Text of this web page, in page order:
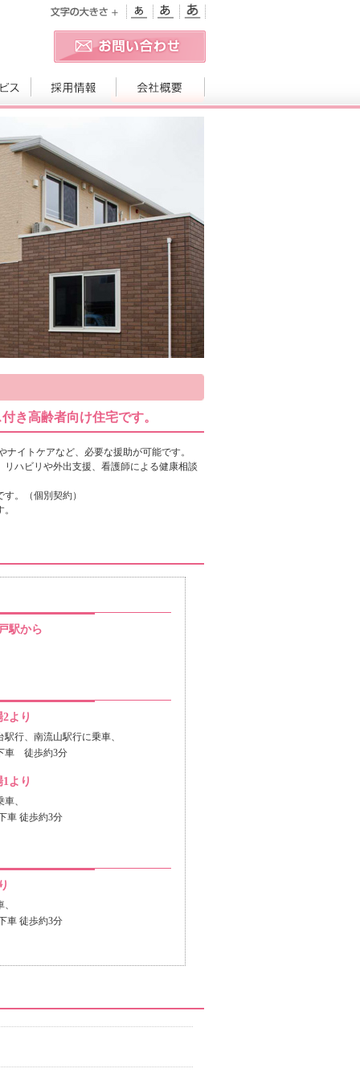
き高齢者向け住宅です。
イトケアなど、必要な援助が可能です。
ハビリや外出支援、看護師による健康相談
。（個別契約）
駅から
より
行、南流山駅行に乗車、
車 徒歩約3分
より
、
車 徒歩約3分
車 徒歩約3分